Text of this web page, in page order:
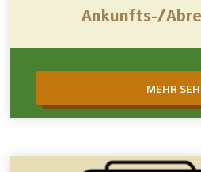
Ankunfts-/
MEHR